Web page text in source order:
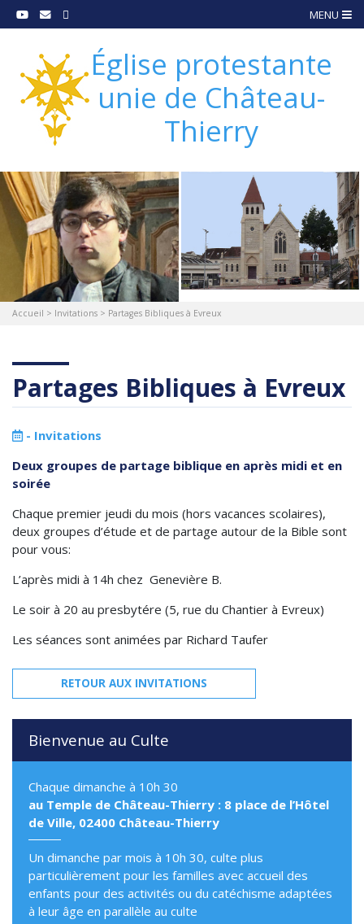
MENU
Église protestante
unie de Château-
Thierry
Accueil > Invitations > Partages Bibliques à Evreux
Partages Bibliques à Evreux
- Invitations
Deux groupes de partage biblique en après midi et en
soirée
Chaque premier jeudi du mois (hors vacances scolaires),
deux groupes d’étude et de partage autour de la Bible sont
pour vous:
L’après midi à 14h chez Genevière B.
Le soir à 20 au presbytére (5, rue du Chantier à Evreux)
Les séances sont animées par Richard Taufer
RETOUR AUX INVITATIONS
Bienvenue au Culte
Chaque dimanche à 10h 30
au Temple de Château-Thierry : 8 place de l’Hôtel
de Ville, 02400 Château-Thierry
Un dimanche par mois à 10h 30, culte plus
particulièrement pour les familles avec accueil des
enfants pour des activités ou du catéchisme adaptées
à leur âge en parallèle au culte